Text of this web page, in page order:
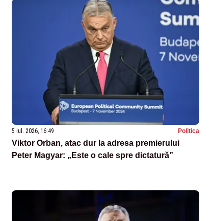
5 iul. 2026, 16:49 Politica
Viktor Orban, atac dur la adresa premierului
Peter Magyar: „Este o cale spre dictatură”